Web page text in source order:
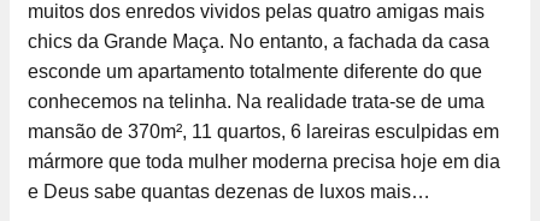
muitos dos enredos vividos pelas quatro amigas mais
chics da Grande Maça. No entanto, a fachada da casa
esconde um apartamento totalmente diferente do que
conhecemos na telinha. Na realidade trata-se de uma
mansão de 370m², 11 quartos, 6 lareiras esculpidas em
mármore que toda mulher moderna precisa hoje em dia
e Deus sabe quantas dezenas de luxos mais…